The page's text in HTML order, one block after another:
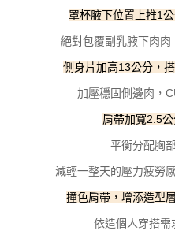
罩杯腋下位置上推1
絕對包覆副乳腋下肉
側身片加高13公分，
加壓穩固側邊肉，
肩帶加寬2.5
平衡分配胸
減輕一整天的壓力疲勞
撞色肩帶，增添造型
依造個人穿搭需